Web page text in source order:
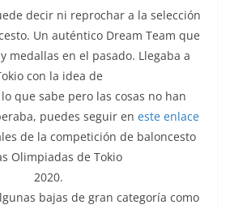
decir ni reprochar a la selección
Un auténtico Dream Team que
medallas en el pasado. Llegaba a
con la idea de
que sabe pero las cosas no han
puedes seguir en este enlace
de la competición de baloncesto
Olimpiadas de Tokio
2020.
bajas de gran categoría como